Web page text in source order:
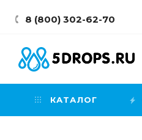
8 (800) 302-62-70
КАТАЛОГ